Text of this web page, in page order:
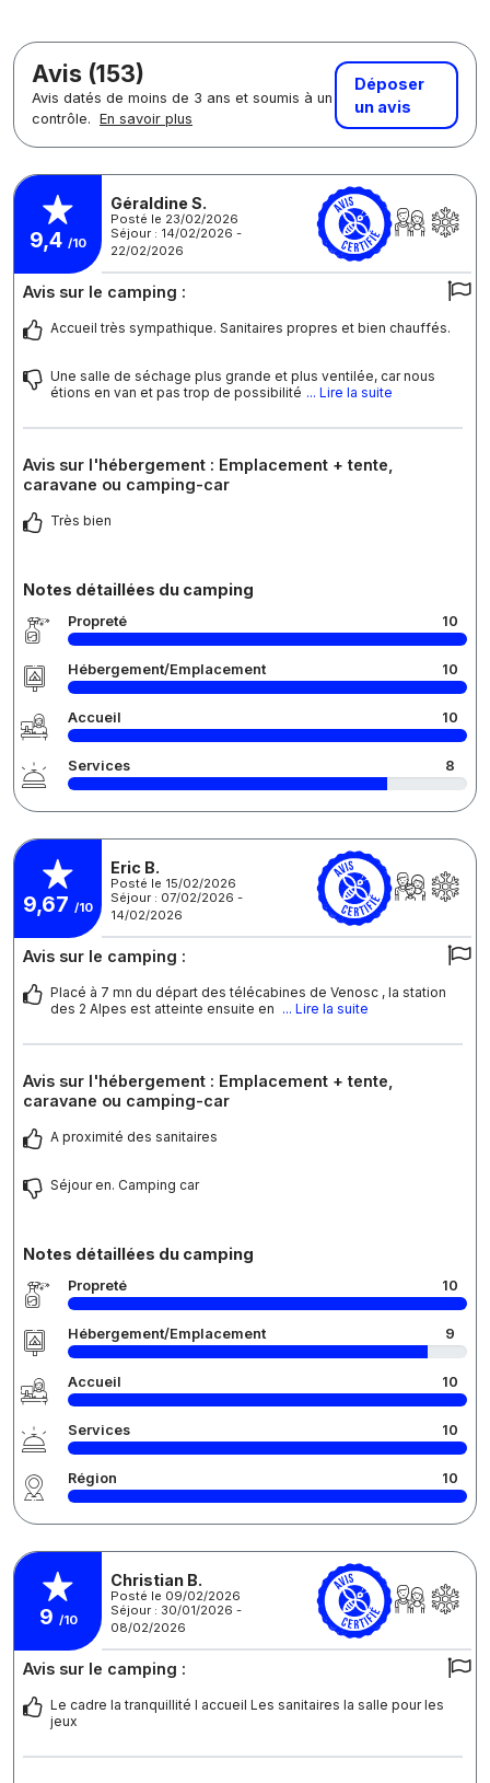
Avis (153)
Avis datés de moins de 3 ans et soumis à un
contrôle. En savoir plus
Déposer
un avis
9,4 /10
Géraldine S.
Posté le 23/02/2026
Séjour : 14/02/2026 -
22/02/2026
Avis sur le camping :
Accueil très sympathique. Sanitaires propres et bien chauffés.
Une salle de séchage plus grande et plus ventilée, car nous
étions en van et pas trop de possibilité ... Lire la suite
Avis sur l'hébergement : Emplacement + tente,
caravane ou camping-car
Très bien
Notes détaillées du camping
Propreté 10
Hébergement/Emplacement 10
Accueil 10
Services 8
9,67 /10
Eric B.
Posté le 15/02/2026
Séjour : 07/02/2026 -
14/02/2026
Avis sur le camping :
Placé à 7 mn du départ des télécabines de Venosc , la station
des 2 Alpes est atteinte ensuite en ... Lire la suite
Avis sur l'hébergement : Emplacement + tente,
caravane ou camping-car
A proximité des sanitaires
Séjour en. Camping car
Notes détaillées du camping
Propreté 10
Hébergement/Emplacement 9
Accueil 10
Services 10
Région 10
9 /10
Christian B.
Posté le 09/02/2026
Séjour : 30/01/2026 -
08/02/2026
Avis sur le camping :
Le cadre la tranquillité l accueil Les sanitaires la salle pour les
jeux